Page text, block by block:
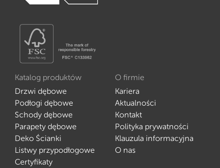
Katalog produktów
Drzwi dębowe
Podłogi dębowe
Schody dębowe
Parapety dębowe
Deko Ścianki
Listwy przypodłogowe
Certyfikaty
O firmie
Kariera
Aktualności
Kontakt
Polityka prywatności
Klauzula informacyjna
O nas